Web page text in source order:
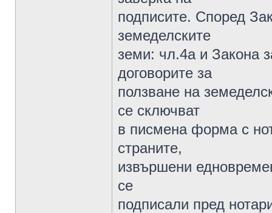
подписите. Според
земеделските
земи: чл.4а и Закона
договорите за
ползване на
се сключват
в писмена форма с
страните,
извършени
се
подписали пред